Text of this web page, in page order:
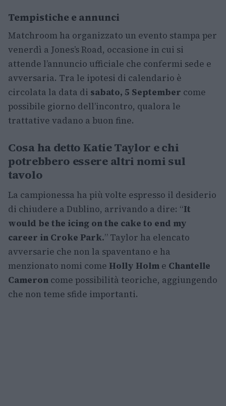
Tempistiche e annunci
Matchroom ha organizzato un evento stampa per
venerdì a Jones’s Road, occasione in cui si
attende l’annuncio ufficiale che confermi sede e
avversaria. Tra le ipotesi di calendario è
circolata la data di sabato, 5 September come
possibile giorno dell’incontro, qualora le
trattative vadano a buon fine.
Cosa ha detto Katie Taylor e chi
potrebbero essere altri nomi sul
tavolo
La campionessa ha più volte espresso il desiderio
di chiudere a Dublino, arrivando a dire: “It
would be the icing on the cake to end my
career in Croke Park.” Taylor ha elencato
avversarie che non la spaventano e ha
menzionato nomi come Holly Holm e Chantelle
Cameron come possibilità teoriche, aggiungendo
che non teme sfide importanti.